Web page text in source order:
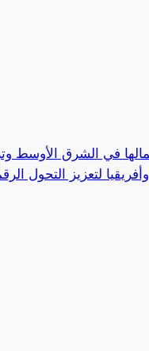
وأفريقيا لتعزيز التحول